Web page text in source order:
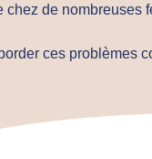
chez de nombreuses
ces problèmes